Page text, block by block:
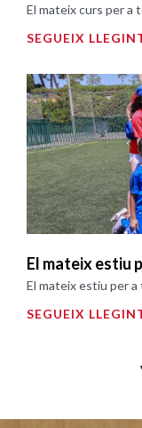
El mateix curs per a
SEGUEIX
El mateix estiu
El mateix estiu per a
SEGUEIX